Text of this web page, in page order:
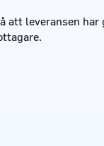
att leveransen